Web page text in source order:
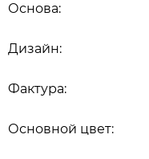
Основной цвет:
Дизайн:
Основа:
Фактура: